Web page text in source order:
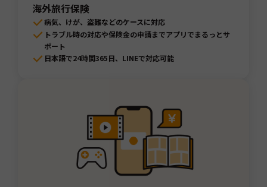
海外旅行保険
病気、けが、盗難などのケースに対応
トラブル時の対応や保険金の申請までアプリでまるっとサ
ポート
日本語で24時間365日、LINEで対応可能